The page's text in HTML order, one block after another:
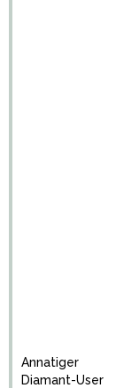
Annatiger
Diamant-User